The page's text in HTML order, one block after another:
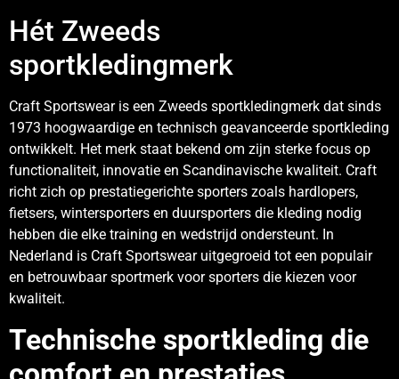
Hét Zweeds
sportkledingmerk
Craft Sportswear is een Zweeds sportkledingmerk dat sinds
1973 hoogwaardige en technisch geavanceerde sportkleding
ontwikkelt. Het merk staat bekend om zijn sterke focus op
functionaliteit, innovatie en Scandinavische kwaliteit. Craft
richt zich op prestatiegerichte sporters zoals hardlopers,
fietsers, wintersporters en duursporters die kleding nodig
hebben die elke training en wedstrijd ondersteunt. In
Nederland is Craft Sportswear uitgegroeid tot een populair
en betrouwbaar sportmerk voor sporters die kiezen voor
kwaliteit.
Technische sportkleding die